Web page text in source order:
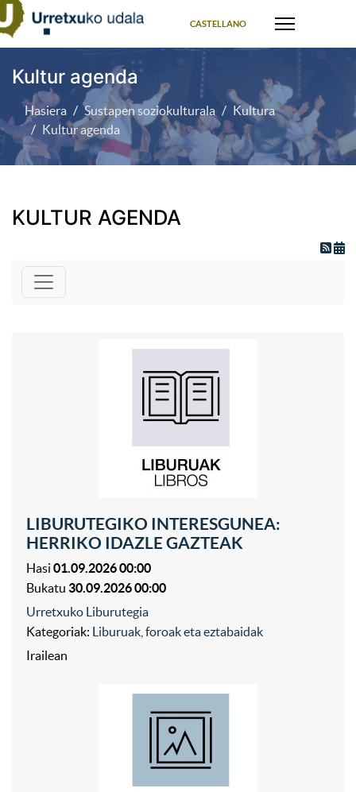
CASTELLANO
Kultur agenda
Hasiera Sustapen soziokulturala
Kultura
Kultur agenda
KULTUR AGENDA
LIBURUTEGIKO INTERESGUNEA:
HERRIKO IDAZLE GAZTEAK
Hasi 01.09.2026 00:00
Bukatu 30.09.2026 00:00
Urretxuko Liburutegia
Kategoriak: Liburuak, foroak eta eztabaidak
Irailean